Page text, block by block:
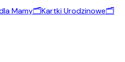
Mamy🗂️Kartki Urodzinowe🗂️